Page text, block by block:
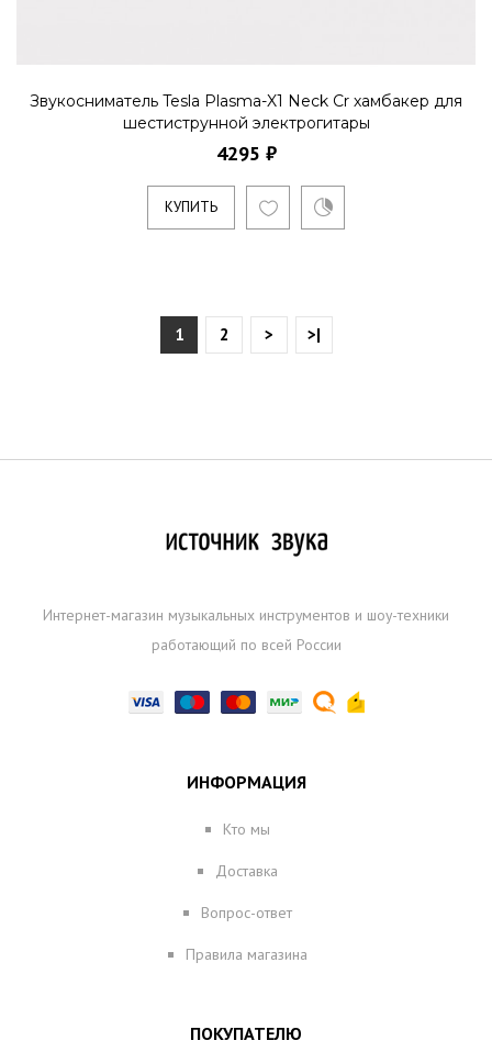
Звукосниматель Tesla Plasma-X1 Neck Cr хамбакер для
шестиструнной электрогитары
4295 ₽
КУПИТЬ
1 2 > >|
Интернет-магазин музыкальных инструментов и шоу-техники
работающий по всей России
ИНФОРМАЦИЯ
Кто мы
Доставка
Вопрос-ответ
Правила магазина
ПОКУПАТЕЛЮ